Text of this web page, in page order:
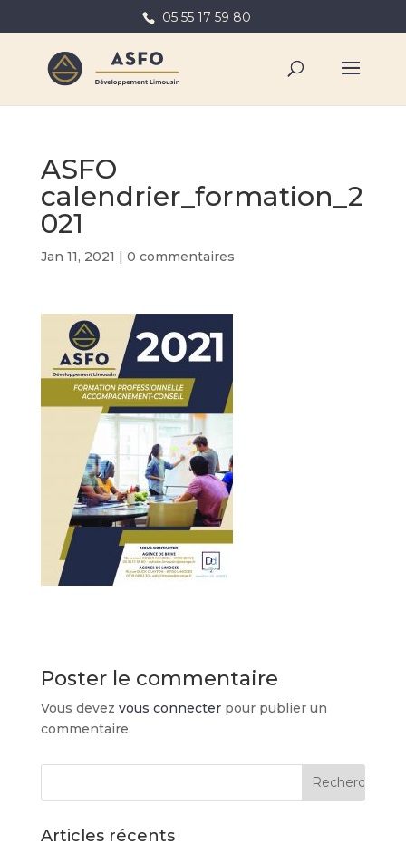
05 55 17 59 80
ASFO
calendrier_formation_2
021
Jan 11, 2021 | 0 commentaires
Poster le commentaire
Vous devez vous connecterpour publier un
commentaire.
Articles récents